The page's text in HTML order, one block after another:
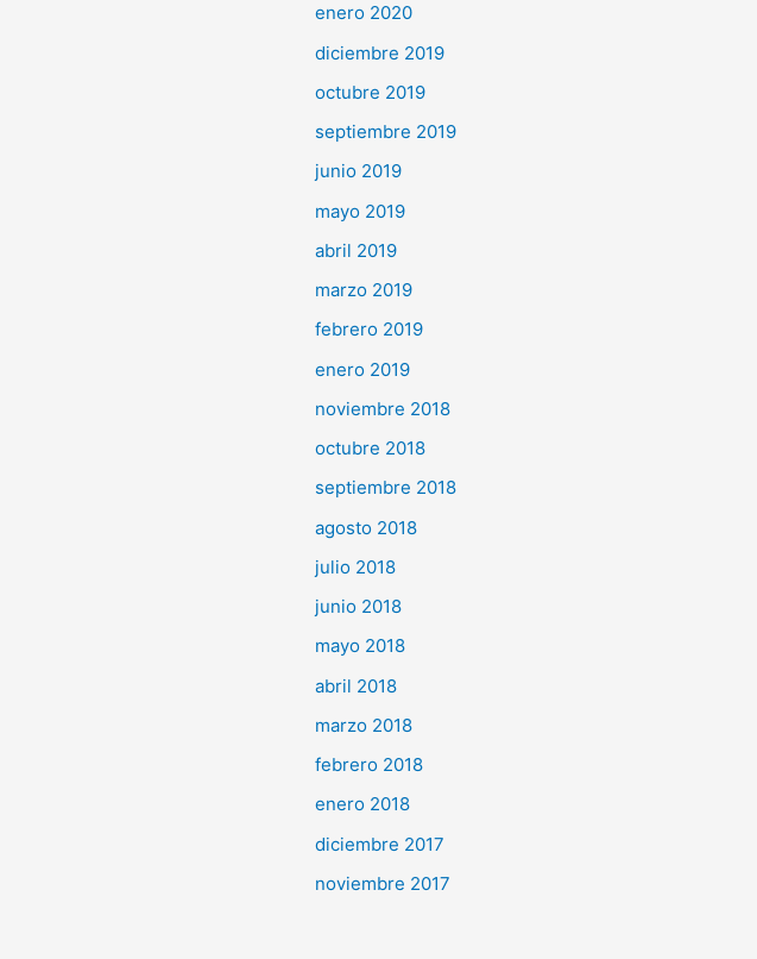
enero 2020
diciembre 2019
octubre 2019
septiembre 2019
junio 2019
mayo 2019
abril 2019
marzo 2019
febrero 2019
enero 2019
noviembre 2018
octubre 2018
septiembre 2018
agosto 2018
julio 2018
junio 2018
mayo 2018
abril 2018
marzo 2018
febrero 2018
enero 2018
diciembre 2017
noviembre 2017